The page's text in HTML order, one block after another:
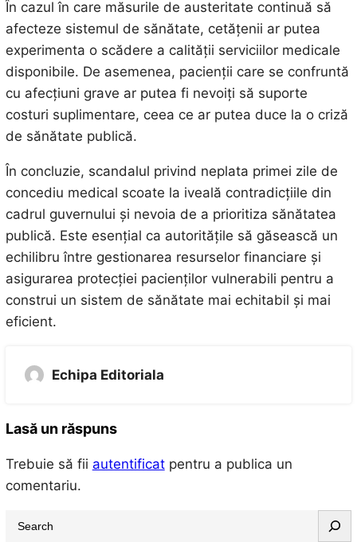
În cazul în care măsurile de austeritate continuă să
afecteze sistemul de sănătate, cetățenii ar putea
experimenta o scădere a calității serviciilor medicale
disponibile. De asemenea, pacienții care se confruntă
cu afecțiuni grave ar putea fi nevoiți să suporte
costuri suplimentare, ceea ce ar putea duce la o criză
de sănătate publică.
În concluzie, scandalul privind neplata primei zile de
concediu medical scoate la iveală contradicțiile din
cadrul guvernului și nevoia de a prioritiza sănătatea
publică. Este esențial ca autoritățile să găsească un
echilibru între gestionarea resurselor financiare și
asigurarea protecției pacienților vulnerabili pentru a
construi un sistem de sănătate mai echitabil și mai
eficient.
Echipa Editoriala
Lasă un răspuns
Trebuie să fii autentificatpentru a publica un
comentariu.